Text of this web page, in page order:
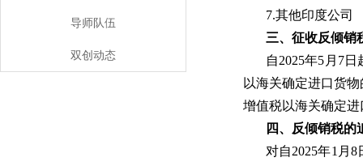
导师队伍
双创动态
7.其他印
三、征收反倾销
自2025年5月7
以海关确定进口货
增值税以海关确定
四、反倾销税的
对自2025年1月